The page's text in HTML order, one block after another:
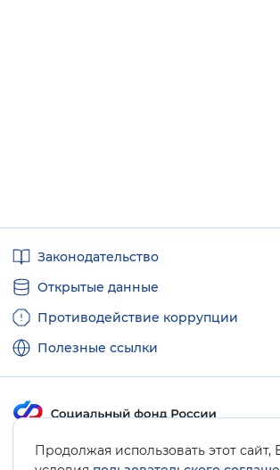
Продолжая использовать этот
ссылкиЗаконодательство
Открытые данные
Противодействие коррупции
Полезные ссылки
Карта сайта